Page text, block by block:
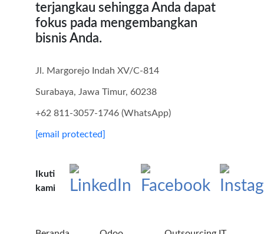
terjangkau sehingga Anda dapat
fokus pada mengembangkan
bisnis Anda.
Jl. Margorejo Indah XV/C-814
Surabaya, Jawa Timur, 60238
+62 811-3057-1746 (WhatsApp)
[email protected]
Ikuti
kami